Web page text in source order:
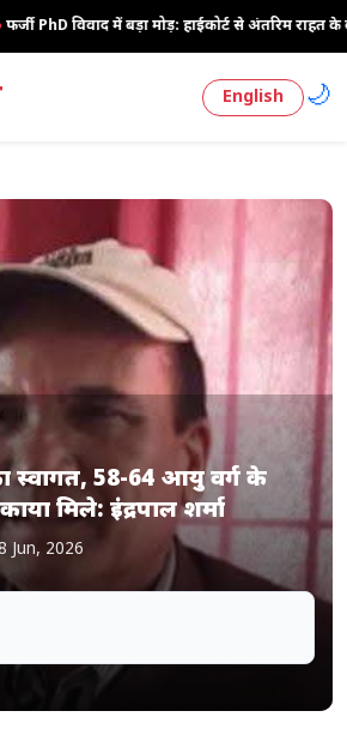
हाईकोर्ट से अंतरिम राहत के बाद 3 असिस्टेंट प्रोफेसरों
English 🌙
स्वागत, 58-64 आयु वर्ग के
मिले: इंद्रपाल शर्मा
Jun, 2026